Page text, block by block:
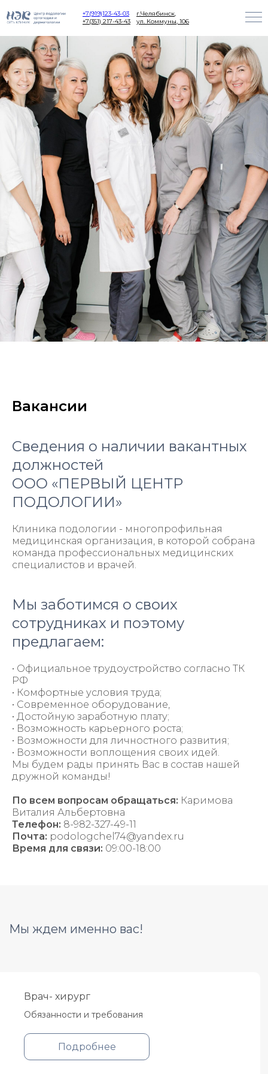
+7(919)123-43-03
+7(351) 217-43-43
г.Челябинск,
ул. Коммуны, 106
Вакансии
Сведения о наличии вакантных
должностей
ООО «ПЕРВЫЙ ЦЕНТР
ПОДОЛОГИИ»
Клиника подологии - многопрофильная
медицинская организация, в которой собрана
команда профессиональных медицинских
специалистов и врачей.
Мы заботимся о своих
сотрудниках и поэтому
предлагаем:
• Официальное трудоустройство согласно ТК
РФ
• Комфортные условия труда;
• Современное оборудование,
• Достойную заработную плату;
• Возможность карьерного роста;
• Возможности для личностного развития;
• Возможности воплощения своих идей.
Мы будем рады принять Вас в состав нашей
дружной команды!
По всем вопросам обращаться: Каримова
Виталия Альбертовна
Телефон: 8-982-327-49-11
Почта: podologchel74@yandex.ru
Время для связи: 09:00-18:00
Мы ждем именно вас!
Врач- хирург
Подробнее
Обязанности и требования